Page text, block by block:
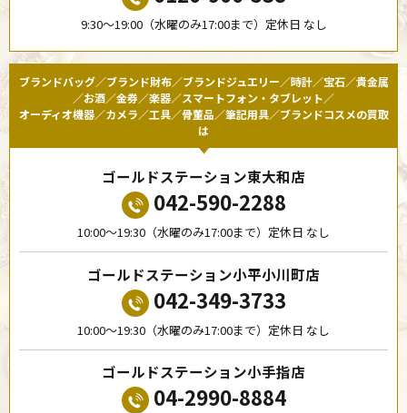
9:30〜19:00（水曜のみ17:00まで）定休日 なし
ブランドバッグ／ブランド財布／ブランドジュエリー／時計／宝石／貴金属
／お酒／金券／楽器／スマートフォン・タブレット／
オーディオ機器／カメラ／工具／骨董品／筆記用具／ブランドコスメの買取
は
ゴールドステーション東大和店
042-590-2288
10:00〜19:30（水曜のみ17:00まで）定休日 なし
ゴールドステーション小平小川町店
042-349-3733
10:00〜19:30（水曜のみ17:00まで）定休日 なし
ゴールドステーション小手指店
04-2990-8884